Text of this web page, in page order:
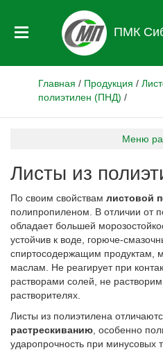
ПМК
Главная / Продукция /
полиэтилен (ПНД) /
Меню
Листы из
По своим свойствам листовой
полипропиленом. В отличии от
обладает большей
устойчив к воде, горюче-
спиртосодержащим продуктам,
маслам. Не реагирует при
растворами солей, не растворим
растворителях.
Листы из полиэтилена
растрескиванию , особенно
ударопрочность при минусовых